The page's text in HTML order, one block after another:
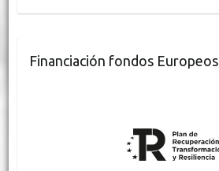
Financiación fondos Europeos